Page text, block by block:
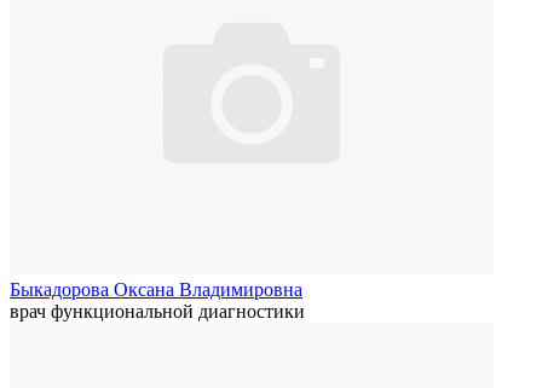
Быкадорова Оксана Владимировна
врач функциональной диагностики